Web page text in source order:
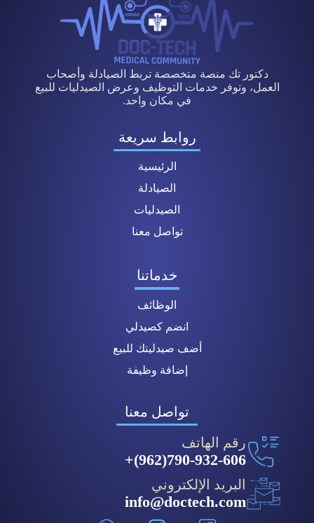
دكتور تك منصة متخصصة تربط الصيادلة وأصحاب
العمل، وتوفر خدمات التوظيف وعرض الصيدليات للبيع
في مكان واحد.
روابط سريعة
الرئيسية
الصيادلة
الصيدليات
تواصل معنا
خدماتنا
الوظائف
انضم كصيدلي
أضف صيدليتك للبيع
إضافة وظيفة
تواصل معنا
رقم الهاتف
790-932-606(962)+
البريد الإلكتروني
info@doctech.com